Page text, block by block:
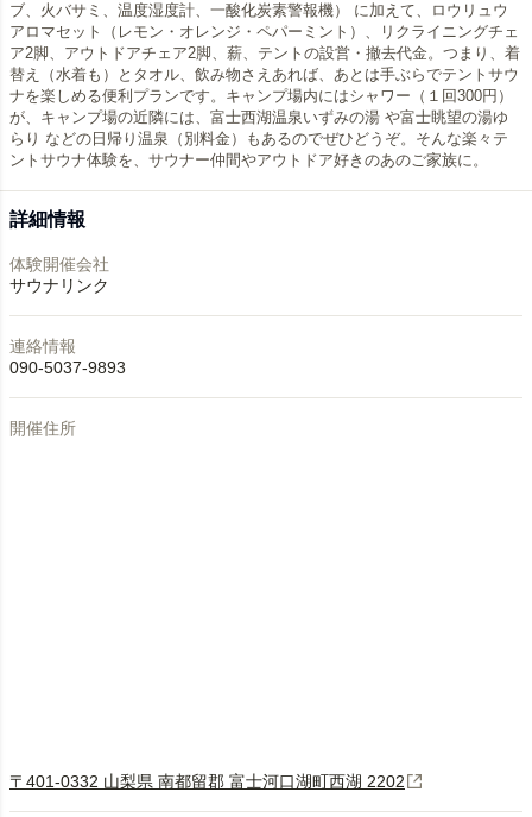
ブ、火バサミ、温度湿度計、一酸化炭素警報機） に加えて、ロウリュウ
アロマセット（レモン・オレンジ・ペパーミント）、リクライニングチェ
ア2脚、アウトドアチェア2脚、薪、テントの設営・撤去代金。つまり、着
替え（水着も）とタオル、飲み物さえあれば、あとは手ぶらでテントサウ
ナを楽しめる便利プランです。キャンプ場内にはシャワー（１回300円）
が、キャンプ場の近隣には、富士西湖温泉いずみの湯 や富士眺望の湯ゆ
らり などの日帰り温泉（別料金）もあるのでぜひどうぞ。そんな楽々テ
ントサウナ体験を、サウナー仲間やアウトドア好きのあのご家族に。
詳細情報
体験開催会社
サウナリンク
連絡情報
090-5037-9893
開催住所
〒401-0332 ⼭梨県 南都留郡 富⼠河⼝湖町⻄湖 2202